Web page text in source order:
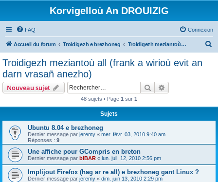
Korvigelloù An DROUIZIG
FAQ Connexion
Accueil du forum Troidigezh e brezhoneg Troidigezh meziantoù all (frank a wirioù evit an darn vrasañ anezho)
Troidigezh meziantoù all (frank a wirioù evit an
darn vrasañ anezho)
Nouveau sujet Rechercher
48 sujets • Page 1 sur 1
Sujets
Ubuntu 8.04 e brezhoneg
Dernier message par jeremy « mer. févr. 03, 2010 9:40 am
Réponses : 9
Une affiche pour GCompris en breton
Dernier message par bIBAR « lun. juil. 12, 2010 2:56 pm
Implijout Firefox (hag ar re all) e brezhoneg gant Linux ?
Dernier message par jeremy « dim. juin 13, 2010 2:29 pm